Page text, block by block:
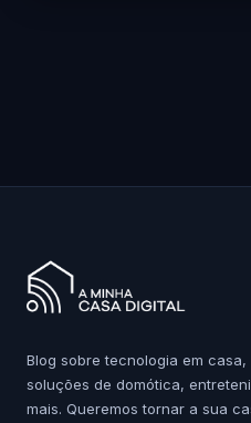
Blog sobre tecnologia em casa,
soluções de domótica,
mais. Queremos tornar a sua